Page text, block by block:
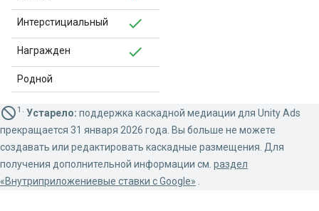
Интерстициальный
Награжден
Родной
1. Устарело: поддержка каскадной медиации для Unity Ads
прекращается 31 января 2026 года. Вы больше не можете
создавать или редактировать каскадные размещения. Для
получения дополнительной информации см. раздел
«Внутриприложениевые ставки с Google»